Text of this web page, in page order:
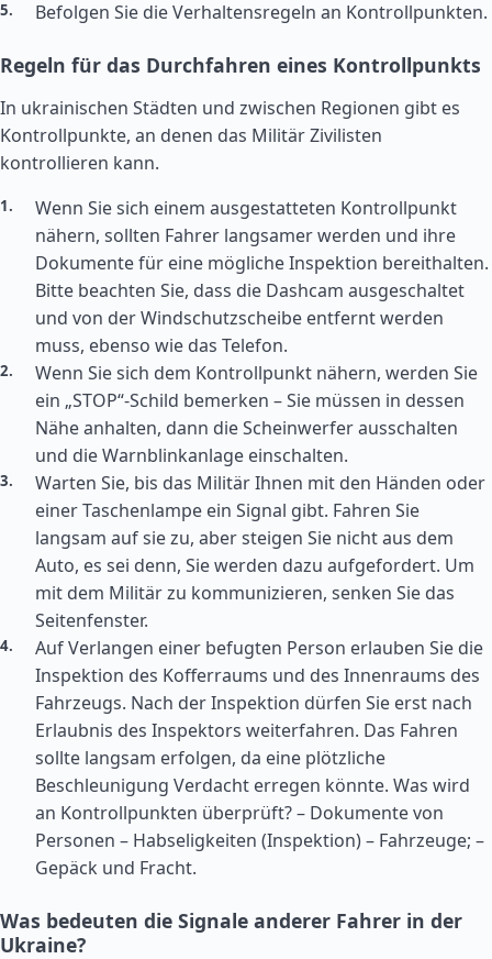
Befolgen Sie die Verhaltensregeln an Kontrollpunkten.
Regeln für das Durchfahren eines Kontrollpunkts
In ukrainischen Städten und zwischen Regionen gibt es
Kontrollpunkte, an denen das Militär Zivilisten
kontrollieren kann.
Wenn Sie sich einem ausgestatteten Kontrollpunkt
nähern, sollten Fahrer langsamer werden und ihre
Dokumente für eine mögliche Inspektion bereithalten.
Bitte beachten Sie, dass die Dashcam ausgeschaltet
und von der Windschutzscheibe entfernt werden
muss, ebenso wie das Telefon.
Wenn Sie sich dem Kontrollpunkt nähern, werden Sie
ein „STOP“-Schild bemerken – Sie müssen in dessen
Nähe anhalten, dann die Scheinwerfer ausschalten
und die Warnblinkanlage einschalten.
Warten Sie, bis das Militär Ihnen mit den Händen oder
einer Taschenlampe ein Signal gibt. Fahren Sie
langsam auf sie zu, aber steigen Sie nicht aus dem
Auto, es sei denn, Sie werden dazu aufgefordert. Um
mit dem Militär zu kommunizieren, senken Sie das
Seitenfenster.
Auf Verlangen einer befugten Person erlauben Sie die
Inspektion des Kofferraums und des Innenraums des
Fahrzeugs. Nach der Inspektion dürfen Sie erst nach
Erlaubnis des Inspektors weiterfahren. Das Fahren
sollte langsam erfolgen, da eine plötzliche
Beschleunigung Verdacht erregen könnte. Was wird
an Kontrollpunkten überprüft? – Dokumente von
Personen – Habseligkeiten (Inspektion) – Fahrzeuge; –
Gepäck und Fracht.
Was bedeuten die Signale anderer Fahrer in der
Ukraine?